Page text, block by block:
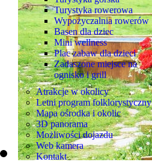
Turystyka rowerowa
Wypożyczalnia rowerów
Basen dla dziec
Mini wellness
Plac zabaw dla dzieci
Zadaszone miejsce na
ognisko i grill
Atrakcje w okolicy
Letni program folklorystyczny
Mapa ośrodka i okolic
3D panorama
Możliwości dojazdu
Web kamera
Kontakt